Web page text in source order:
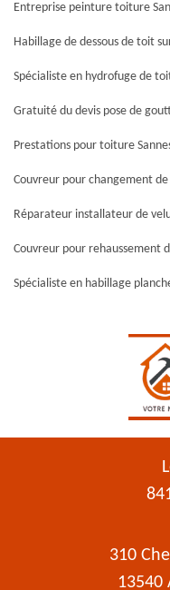
Entreprise peinture toiture
Habillage de dessous de toit
Spécialiste en hydrofuge de
Gratuité du devis pose de
Prestations pour toiture
Couvreur pour changement
Réparateur installateur de
Couvreur pour rehaussement
Spécialiste en habillage
310
13540